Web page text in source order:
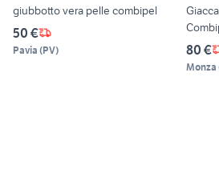
giubbotto vera pelle combipel
50 €
Pavia (PV) 80 €
Monza